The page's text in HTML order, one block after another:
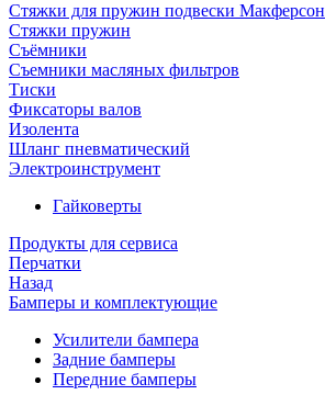
Стяжки для пружин подвески Макферсон
Стяжки пружин
Съёмники
Съемники масляных фильтров
Тиски
Фиксаторы валов
Изолента
Шланг пневматический
Электроинструмент
Гайковерты
Продукты для сервиса
Перчатки
Назад
Бамперы и комплектующие
Усилители бампера
Задние бамперы
Передние бамперы